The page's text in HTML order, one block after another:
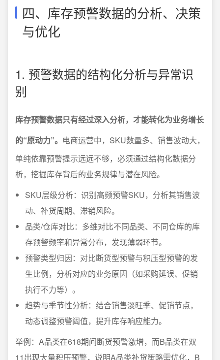
四、库存预警数据的分析、决策
与优化
1. 预警数据的结构化分析与异常识
别
库存预警数据只有经过深入分析，才能转化为业务增长
的“原动力”。 电商运营中，SKU数量多、销售波动大，
单纯依靠预警提示远远不够，必须通过结构化数据分
析，挖掘库存背后的业务规律与潜在风险。
SKU层级分析：识别高频预警SKU，分析其销售波
动、补货周期、滞销风险。
品类/仓库对比：多维对比不同品类、不同仓库的库
存预警频率和异常分布，发现薄弱环节。
预警类型归因：对比断货型预警与积压型预警的发
生比例，分析对应的业务原因（如采购延误、促销
执行不力等）。
趋势与季节性分析：结合销售淡旺季、促销节点，
动态调整预警阈值，提升库存响应能力。
举例：A品类在618期间断货预警激增，而B品类在双
11出现大量积压预警，说明A品类补货策略需优化，B